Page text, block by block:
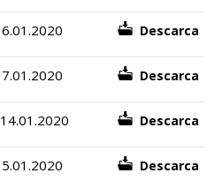
Descarca
Descarca
Descarca
Descarca